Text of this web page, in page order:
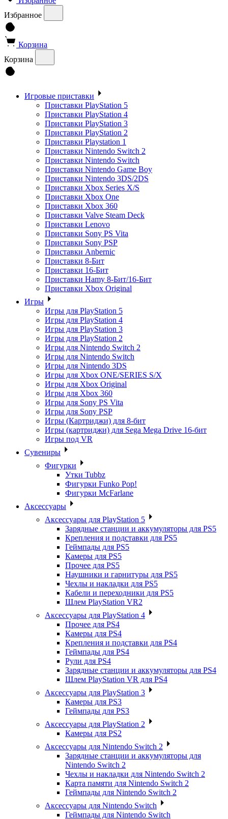
Избранное
Корзина
Корзина
Игровые приставки
Приставки PlayStation 5
Приставки PlayStation 4
Приставки PlayStation 3
Приставки PlayStation 2
Приставки Playstation 1
Приставки Nintendo Switch 2
Приставки Nintendo Switch
Приставки Nintendo Game Boy
Приставки Nintendo 3DS/2DS
Приставки Xbox Series X/S
Приставки Xbox One
Приставки Xbox 360
Приставки Valve Steam Deck
Приставки Lenovo
Приставки Sony PS Vita
Приставки Sony PSP
Приставки Anbernic
Приставки 8-Бит
Приставки 16-Бит
Приставки Hamy 8-Бит/16-Бит
Приставки Xbox Original
Игры
Игры для PlayStation 5
Игры для PlayStation 4
Игры для PlayStation 3
Игры для PlayStation 2
Игры для Nintendo Switch 2
Игры для Nintendo Switch
Игры для Nintendo 3DS
Игры для Xbox ONE/SERIES S/X
Игры для Xbox Original
Игры для Xbox 360
Игры для Sony PS Vita
Игры для Sony PSP
Игры (Картриджи) для 8-бит
Игры (картриджи) для Sega Mega Drive 16-бит
Игры под VR
Сувениры
Фигурки
Утки Tubbz
Фигурки Funko Pop!
Фигурки McFarlane
Аксессуары
Аксессуары для PlayStation 5
Зарядные станции и аккумуляторы для PS5
Крепления и подставки для PS5
Геймпады для PS5
Камеры для PS5
Прочее для PS5
Наушники и гарнитуры для PS5
Чехлы и накладки для PS5
Кабели и переходники для PS5
Шлем PlayStation VR2
Аксессуары для PlayStation 4
Прочее для PS4
Камеры для PS4
Крепления и подставки для PS4
Геймпады для PS4
Рули для PS4
Зарядные станции и аккумуляторы для PS4
Шлем PlayStation VR для PS4
Аксессуары для PlayStation 3
Камеры для PS3
Геймпады для PS3
Аксессуары для PlayStation 2
Камеры для PS2
Аксессуары для Nintendo Switch 2
Зарядные станции и аккумуляторы для
Nintendo Switch 2
Чехлы и накладки для Nintendo Switch 2
Карта памяти для Nintendo Switch 2
Геймпады для Nintendo Switch 2
Аксессуары для Nintendo Switch
Геймпады для Nintendo Switch